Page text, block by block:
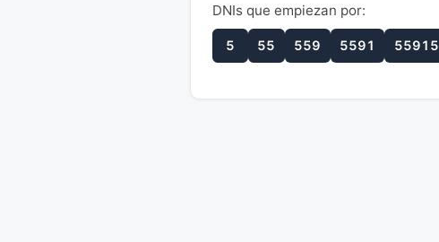
DNIs que empiezan por:
5 55 559 5591 55915